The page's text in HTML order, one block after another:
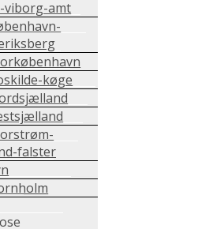
viborg-amt
køge
falster